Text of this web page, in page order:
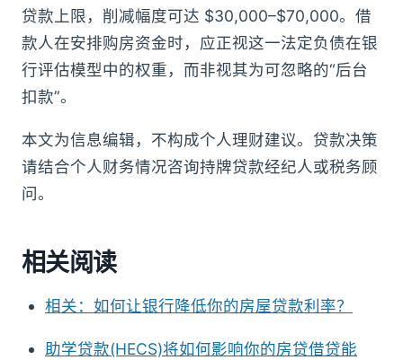
贷款上限，削减幅度可达 $30,000–$70,000。借
款人在安排购房资金时，应正视这一法定负债在银
行评估模型中的权重，而非视其为可忽略的“后台
扣款”。
本文为信息编辑，不构成个人理财建议。贷款决策
请结合个人财务情况咨询持牌贷款经纪人或税务顾
问。
相关阅读
相关：如何让银行降低你的房屋贷款利率？
助学贷款(HECS)将如何影响你的房贷借贷能